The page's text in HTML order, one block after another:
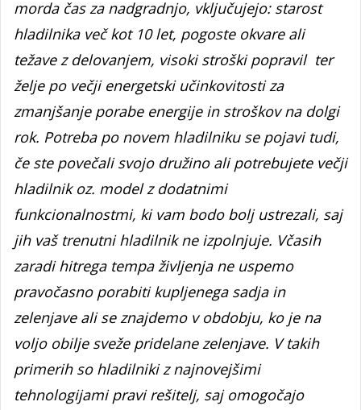
morda čas za nadgradnjo, vključujejo: starost
hladilnika več kot 10 let, pogoste okvare ali
težave z delovanjem, visoki stroški popravil ter
želje po večji energetski učinkovitosti za
zmanjšanje porabe energije in stroškov na dolgi
rok. Potreba po novem hladilniku se pojavi tudi,
če ste povečali svojo družino ali potrebujete večji
hladilnik oz. model z dodatnimi
funkcionalnostmi, ki vam bodo bolj ustrezali, saj
jih vaš trenutni hladilnik ne izpolnjuje. Včasih
zaradi hitrega tempa življenja ne uspemo
pravočasno porabiti kupljenega sadja in
zelenjave ali se znajdemo v obdobju, ko je na
voljo obilje sveže pridelane zelenjave. V takih
primerih so hladilniki z najnovejšimi
tehnologijami pravi rešitelj, saj omogočajo